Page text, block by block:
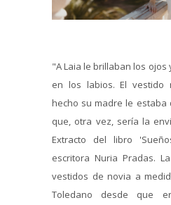
"A Laia le brillaban los ojos
en los labios. El vestido
hecho su madre le estaba
que, otra vez, sería la
Extracto del libro
escritora Nuria Pradas.
vestidos de novia a
Toledano desde que